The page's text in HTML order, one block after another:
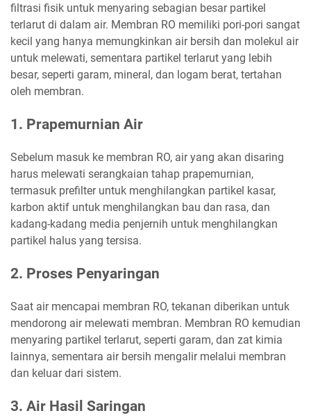
filtrasi fisik untuk menyaring sebagian besar partikel
terlarut di dalam air. Membran RO memiliki pori-pori sangat
kecil yang hanya memungkinkan air bersih dan molekul air
untuk melewati, sementara partikel terlarut yang lebih
besar, seperti garam, mineral, dan logam berat, tertahan
oleh membran.
1. Prapemurnian Air
Sebelum masuk ke membran RO, air yang akan disaring
harus melewati serangkaian tahap prapemurnian,
termasuk prefilter untuk menghilangkan partikel kasar,
karbon aktif untuk menghilangkan bau dan rasa, dan
kadang-kadang media penjernih untuk menghilangkan
partikel halus yang tersisa.
2. Proses Penyaringan
Saat air mencapai membran RO, tekanan diberikan untuk
mendorong air melewati membran. Membran RO kemudian
menyaring partikel terlarut, seperti garam, dan zat kimia
lainnya, sementara air bersih mengalir melalui membran
dan keluar dari sistem.
3. Air Hasil Saringan